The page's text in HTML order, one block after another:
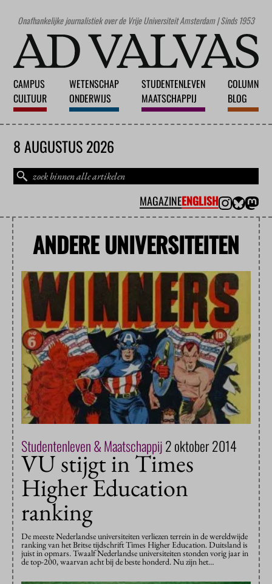
Onafhankelijke journalistiek over de Vrije Universiteit Amsterdam | Sinds 1953
CAMPUS
CULTUUR
WETENSCHAP
ONDERWIJS
STUDENTENLEVEN
MAATSCHAPPIJ
COLUMN
BLOG
8 AUGUSTUS 2026
MAGAZINEENGLISH
ANDERE UNIVERSITEITEN
Studentenleven & Maatschappij2 oktober 2014
VU stijgt in Times
Higher Education
ranking
De meeste Nederlandse universiteiten verliezen terrein in de wereldwijde
ranking van het Britse tijdschrift Times Higher Education. Duitsland is
juist in opmars. Twaalf Nederlandse universiteiten stonden vorig jaar in
de top-200, waarvan acht bij de beste honderd. Nu zijn het…